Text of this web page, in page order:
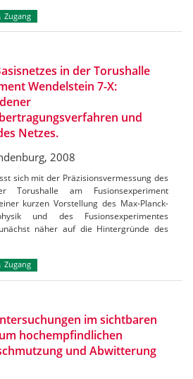
Zugang
in der Torushalle
Wendelstein 7-X:
und
Netzes.
2008
sich mit der Präzisionsvermessung des
Torushalle am Fusionsexperiment
kurzen Vorstellung des Max-Planck-
und des Fusionsexperimentes
näher auf die Hintergründe des
Zugang
im sichtbaren
hochempfindlichen
und Abwitterung